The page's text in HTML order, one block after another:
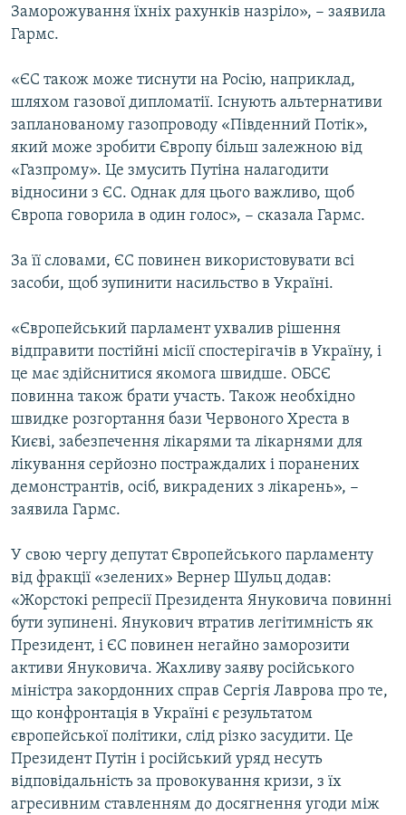
Заморожування їхніх рахунків назріло», − заявила
Гармс.
«ЄС також може тиснути на Росію, наприклад,
шляхом газової дипломатії. Існують альтернативи
запланованому газопроводу «Південний Потік»,
який може зробити Європу більш залежною від
«Газпрому». Це змусить Путіна налагодити
відносини з ЄС. Однак для цього важливо, щоб
Європа говорила в один голос», − сказала Гармс.
За її словами, ЄС повинен використовувати всі
засоби, щоб зупинити насильство в Україні.
«Європейський парламент ухвалив рішення
відправити постійні місії спостерігачів в Україну, і
це має здійснитися якомога швидше. ОБСЄ
повинна також брати участь. Також необхідно
швидке розгортання бази Червоного Хреста в
Києві, забезпечення лікарями та лікарнями для
лікування серйозно постраждалих і поранених
демонстрантів, осіб, викрадених з лікарень», −
заявила Гармс.
У свою чергу депутат Європейського парламенту
від фракції «зелених» Вернер Шульц додав:
«Жорстокі репресії Президента Януковича повинні
бути зупинені. Янукович втратив легітимність як
Президент, і ЄС повинен негайно заморозити
активи Януковича. Жахливу заяву російського
міністра закордонних справ Сергія Лаврова про те,
що конфронтація в Україні є результатом
європейської політики, слід різко засудити. Це
Президент Путін і російський уряд несуть
відповідальність за провокування кризи, з їх
агресивним ставленням до досягнення угоди між